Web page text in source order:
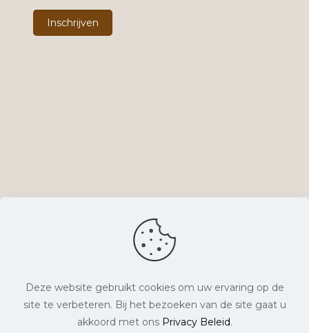
© Lyts Verlangen. Alle rechten voorbehouden. |
Deze website gebruikt cookies om uw ervaring op de
site te verbeteren. Bij het bezoeken van de site gaat u
akkoord met ons Privacy Beleid.